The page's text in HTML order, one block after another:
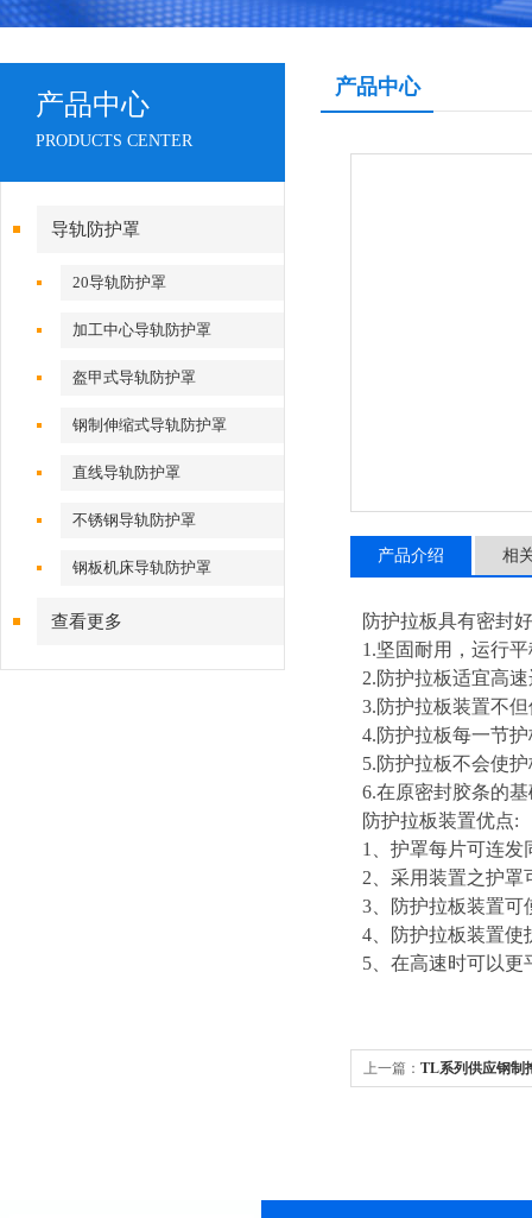
产品中心
PRODUCTS CENTER
导轨防护罩
20导轨防护罩
加工中心导轨防护罩
盔甲式导轨防护罩
钢制伸缩式导轨防护罩
直线导轨防护罩
不锈钢导轨防护罩
钢板机床导轨防护罩
查看更多
产品中心
产品介绍 相
防护拉板具有密封
1.坚固耐用，运行
2.防护拉板适宜高
3.防护拉板装置不
4.防护拉板每一节
5.防护拉板不会使
6.在原密封胶条的
防护拉板装置
1
、护罩每片可连
2 、采用装置之护
3 、防护拉板装置
4 、防护拉板装置
5 、在高速时可以
上一篇： TL系列供应钢制